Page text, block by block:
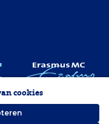
cookies